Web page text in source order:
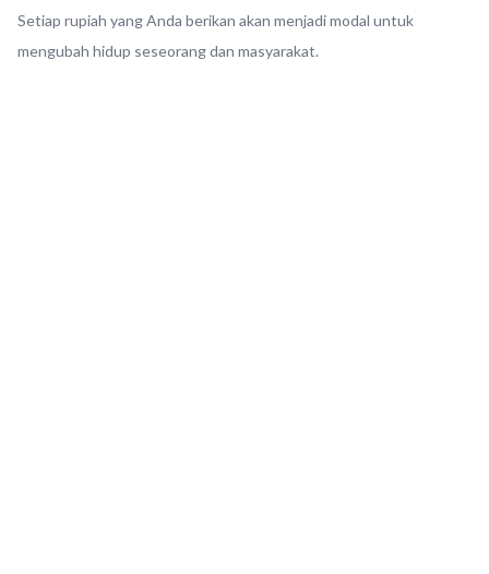
Setiap rupiah yang Anda berikan akan menjadi modal untuk
mengubah hidup seseorang dan masyarakat.